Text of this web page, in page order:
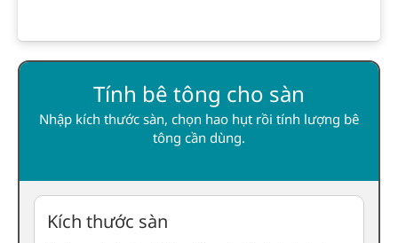
Tính bê tông cho sàn
Nhập kích thước sàn, chọn hao hụt rồi tính lượng bê
tông cần dùng.
Kích thước sàn